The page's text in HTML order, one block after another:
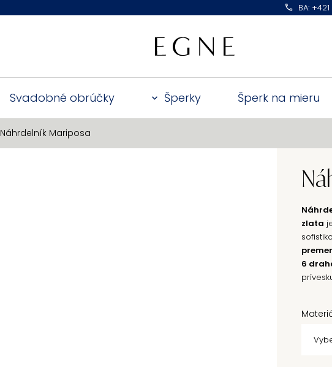
BA:
Svadobné obrúčky Šperky Šperk na mieru
Náhrdelník Mariposa
zlata
6